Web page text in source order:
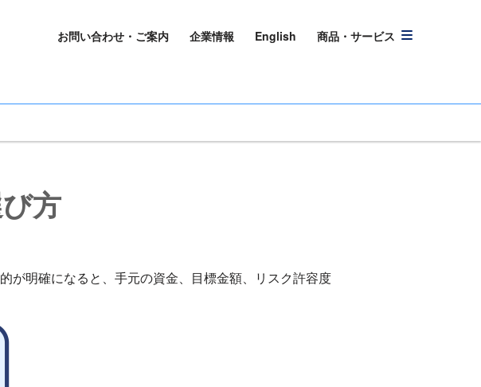
お問い合わせ・ご案内 企業情報 English 商品・サービス
方
が明確になると、手元の資金、目標金額、リスク許容度